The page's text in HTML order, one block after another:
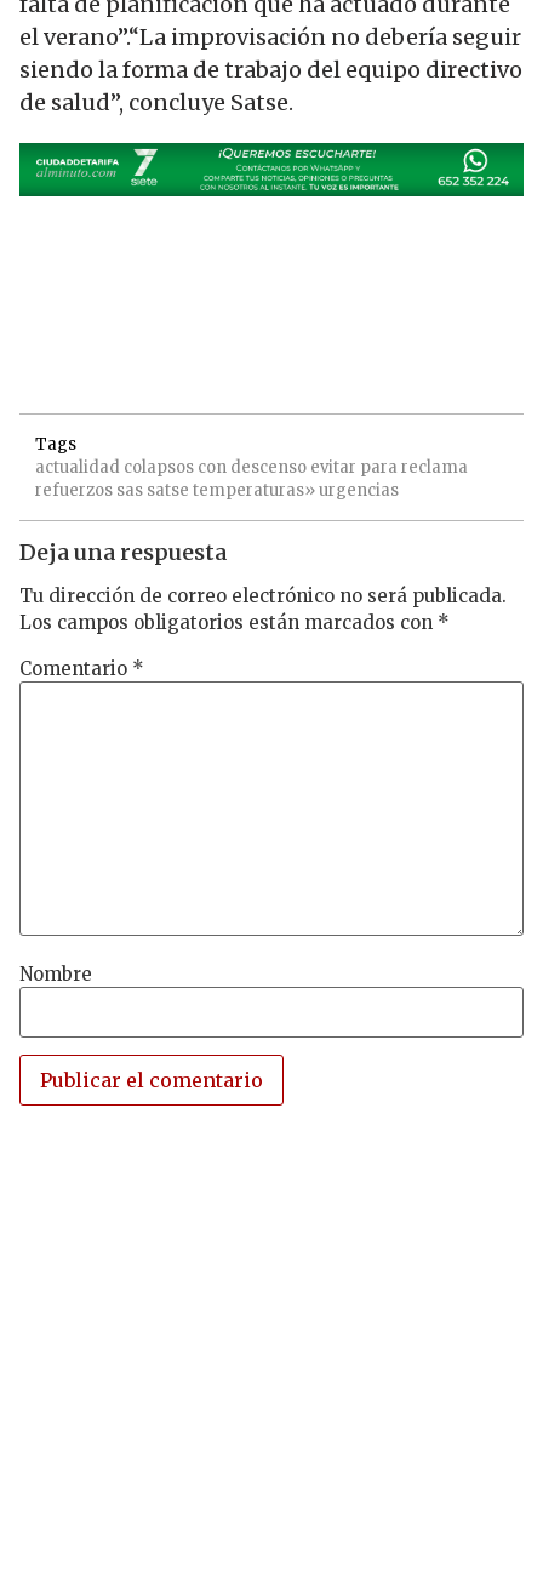
el verano”.“La improvisación no debería seguir
siendo la forma de trabajo del equipo directivo
de salud”, concluye Satse.
Tags
actualidad colapsos con descenso evitar para reclama
refuerzos sas satse temperaturas»urgencias
Deja una respuesta
Tu dirección de correo electrónico no será publicada.
Los campos obligatorios están marcados con *
Comentario *
Nombre